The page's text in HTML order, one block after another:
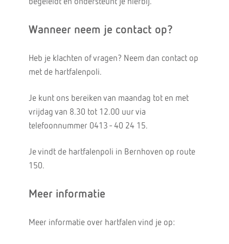
begeleidt en ondersteunt je hierbij.
Wanneer neem je contact op?
Heb je klachten of vragen? Neem dan contact op
met de hartfalenpoli.
Je kunt ons bereiken van maandag tot en met
vrijdag van 8.30 tot 12.00 uur via
telefoonnummer 0413 - 40 24 15.
Je vindt de hartfalenpoli in Bernhoven op route
150.
Meer informatie
Meer informatie over hartfalen vind je op: